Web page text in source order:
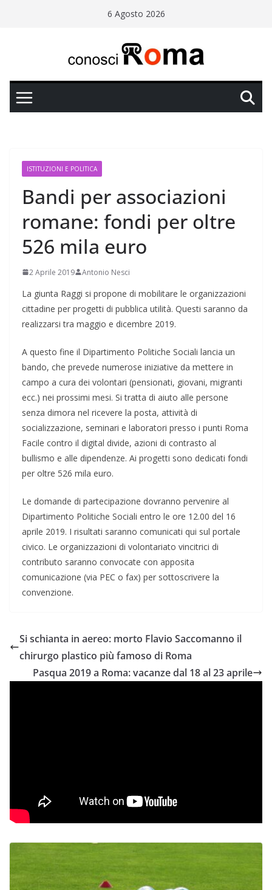
6 Agosto 2026
ISTITUZIONI E POLITICA
Bandi per associazioni
romane: fondi per oltre
526 mila euro
2 Aprile 2019 Antonio Nesci
La giunta Raggi si propone di mobilitare le organizzazioni
cittadine per progetti di pubblica utilità. Questi saranno da
realizzarsi tra maggio e dicembre 2019.
A questo fine il Dipartimento Politiche Sociali lancia un
bando, che prevede numerose iniziative da mettere in
campo a cura dei volontari (pensionati, giovani, migranti
ecc.) nei prossimi mesi. Si tratta di aiuto alle persone
senza dimora nel ricevere la posta, attività di
socializzazione, seminari e laboratori presso i punti Roma
Facile contro il digital divide, azioni di contrasto al
bullismo e alle dipendenze. Ai progetti sono dedicati fondi
per oltre 526 mila euro.
Le domande di partecipazione dovranno pervenire al
Dipartimento Politiche Sociali entro le ore 12.00 del 16
aprile 2019. I risultati saranno comunicati qui sul portale
civico. Le organizzazioni di volontariato vincitrici di
contributo saranno convocate con apposita
comunicazione (via PEC o fax) per sottoscrivere la
convenzione.
Si schianta in aereo: morto Flavio Saccomanno il
chirurgo plastico più famoso di Roma
Pasqua 2019 a Roma: vacanze dal 18 al 23 aprile